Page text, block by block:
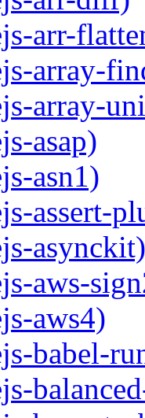
arr-
array-
array-
asap)
asn1)
assert-
asynckit)
aws-
aws4)
babel-